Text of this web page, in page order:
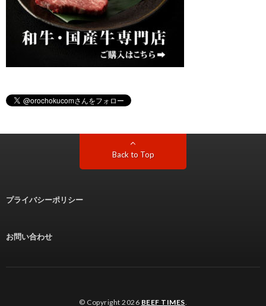
Back to Top
プライバシーポリシー
お問い合わせ
© Copyright 2026 BEEF TIMES